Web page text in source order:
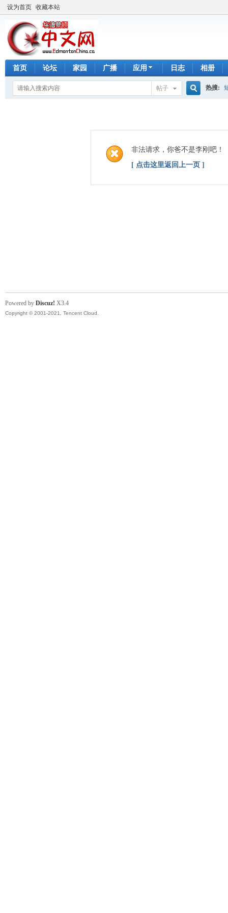
设为首页 收藏本站
首页 论坛 家园 广播 应用 日志 相册
帖子
索
热搜:
非法请求，你爸不是李刚吧！
[ 点击这里返回上一页 ]
Powered by Discuz! X3.4
Copyright © 2001-2021, Tencent Cloud.